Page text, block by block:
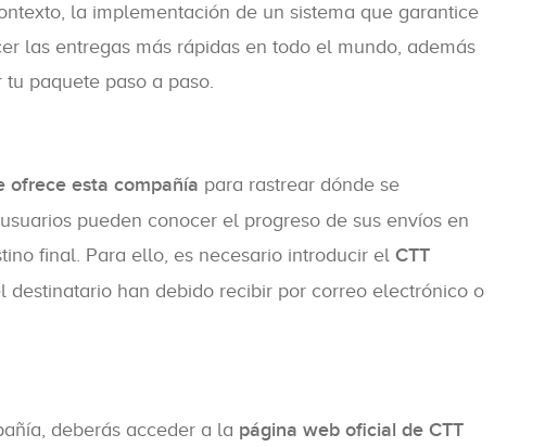
la implementación de un sistema que garantice
las entregas más rápidas en todo el mundo, además
paquete paso a paso.
ofrece esta compañía para rastrear dónde se
pueden conocer el progreso de sus envíos en
final. Para ello, es necesario introducir el CTT
destinatario han debido recibir por correo electrónico o
deberás acceder a la página web oficial de CTT